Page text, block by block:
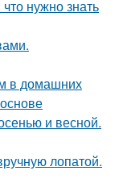
нужно знать
в домашних
и весной.
лопатой.